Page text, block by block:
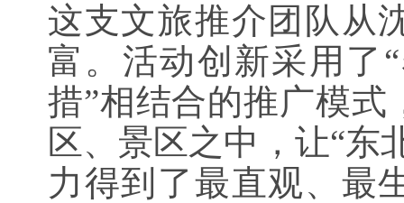
这支文旅推介团队从
富。活动创新采用了
措”相结合的推广模
区、景区之中，让“东
力得到了最直观、最